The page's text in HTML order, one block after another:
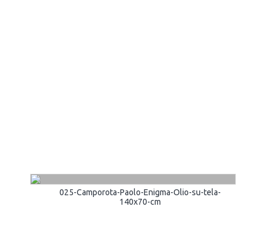
025-Camporota-Paolo-Enigma-Olio-su-tela-
140x70-cm